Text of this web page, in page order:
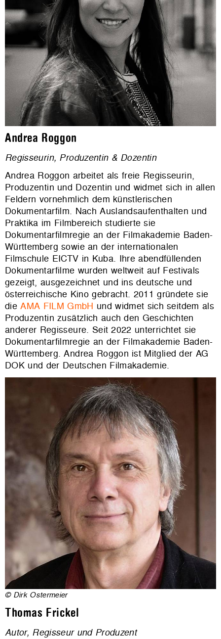
Andrea Roggon
Regisseurin, Produzentin & Dozentin
Andrea Roggon arbeitet als freie Regisseurin,
Produzentin und Dozentin und widmet sich in allen
Feldern vornehmlich dem künstlerischen
Dokumentarfilm. Nach Auslandsaufenthalten und
Praktika im Filmbereich studierte sie
Dokumentarfilmregie an der Filmakademie Baden-
Württemberg sowie an der internationalen
Filmschule EICTV in Kuba. Ihre abendfüllenden
Dokumentarfilme wurden weltweit auf Festivals
gezeigt, ausgezeichnet und ins deutsche und
österreichische Kino gebracht. 2011 gründete sie
dieAMA FILM GmbH und widmet sich seitdem als
Produzentin zusätzlich auch den Geschichten
anderer Regisseure. Seit 2022 unterrichtet sie
Dokumentarfilmregie an der Filmakademie Baden-
Württemberg. Andrea Roggon ist Mitglied der AG
DOK und der Deutschen Filmakademie.
© Dirk Ostermeier
Thomas Frickel
Autor, Regisseur und Produzent